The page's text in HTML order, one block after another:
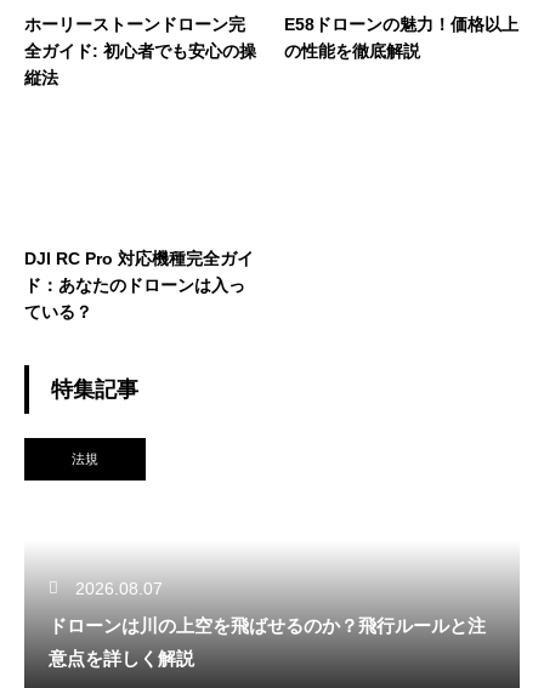
ホーリーストーンドローン完
全ガイド: 初心者でも安心の操
縦法
E58ドローンの魅力！価格以上
の性能を徹底解説
DJI RC Pro 対応機種完全ガイ
ド：あなたのドローンは入っ
ている？
特集記事
法規
2026.08.07
ドローンは川の上空を飛ばせるのか？飛行ルールと注
意点を詳しく解説